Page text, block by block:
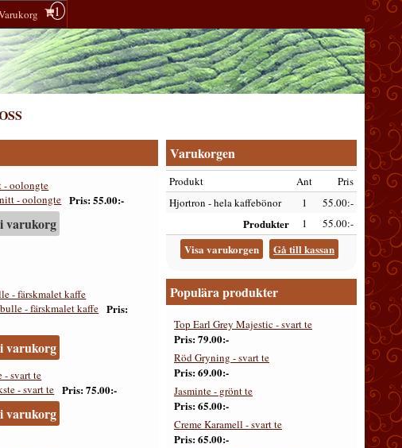
1
- oolongte
Pris 55.00:-
varukorg
- färskmalet kaffe
Pris
varukorg
- svart te
Pris 75.00:-
varukorg
Varukorgen
Produkt Ant
Pris
Hjortron - hela kaffebönor
1 55.00:-
Produkter 1 55.00:-
Visa varukorgen Gå till kassan
Populära produkter
Top Earl Grey Majestic - svart te
Pris 79.00:-
Röd Gryning - svart te
Pris 69.00:-
Jasminte - grönt te
Pris 65.00:-
Creme Karamell - svart te
Pris 65.00:-